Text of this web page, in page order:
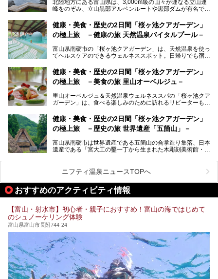
ます。日常から少し離れて、山懐で自然に癒されたいと思う
方にぴったりの温泉です。冬なら雪景色も絵になりますよ。
───
提供元：オリックス・ホテルマネジメント株式会社【PR】
この記事は黒部・宇奈月温泉 やまのはのPR記事です。
北陸地方にある富山県は、3,000m級の山々が連なる立山連
峰をのぞみ、立山黒部アルペンルートや黒部ダムが有名で
の（新鮮な）海の幸も見逃せません！
北陸新幹線が開業し、実は東京からも2時間ほどでアクセス
のいい天然温泉が豊富で、すぐにでも出かけたくなる施設が
満載ですよ。
健康・美食・歴史の2日間「桜ヶ池クアガーデン」
の極上旅 －健康の旅 天然温泉バイタルプール－
富山県南砺市の「桜ヶ池クアガーデン」は、天然温泉を使っ
てヘルスケアのできるウェルネススポット。日帰りでも宿泊
るので、ゆったり楽しみながら美しく健康に。
そんな「桜ヶ池クアガーデン」の天然温泉バイタルプールと
ートしたいと思います。
健康・美食・歴史の2日間「桜ヶ池クアガーデン」
の極上旅 －美食の旅 里山オーベルジュ－
里山オーベルジュ＆天然温泉ウェルネススパの「桜ヶ池クア
ガーデン」は、食べる楽しみのために訪れるリピーターも多
月、水はフレンチ、火、木は和食、土日はその両方がランチ
とディナーで味わえます。オリジナルのスイーツも評判で
す。
そんな「桜ヶ池クアガーデン」に宿泊して、食を満喫してき
たのでじっくりご紹介します！
健康・美食・歴史の2日間「桜ヶ池クアガーデン」
の極上旅 －歴史の旅 世界遺産「五箇山」－
富山県南砺市は世界遺産である五箇山の合掌造り集落、日本
遺産である「宮大工の鑿一丁から生まれた木彫刻美術館・井
小京都・城端と、とても魅力的な観光スポットがたくさんあ
ります。
城端の郊外に建つ里山オーベルジュ＆温泉ウェルネススパ
「桜ヶ池クアガーデン」に泊まって、歴史の旅にお出かけし
てみませんか？
ニフティ温泉ニュースTOPへ
おすすめのアクティビティ情報
【富山・射水市】初心者・親子におすすめ！富山の海ではじめて
のシュノーケリング体験
富山県富山市長附744-24